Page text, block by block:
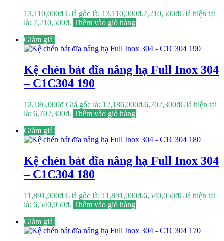
13,110,000₫ Giá gốc là: 13,110,000₫.7,210,500₫Giá hiện tại
là: 7,210,500₫. Thêm vào giỏ hàng
Giảm giá!
Kệ chén bát đĩa nâng hạ Full Inox 304
– C1C304 190
12,186,000₫ Giá gốc là: 12,186,000₫.6,702,300₫Giá hiện tại
là: 6,702,300₫. Thêm vào giỏ hàng
Giảm giá!
Kệ chén bát đĩa nâng hạ Full Inox 304
– C1C304 180
11,891,000₫ Giá gốc là: 11,891,000₫.6,540,050₫Giá hiện tại
là: 6,540,050₫. Thêm vào giỏ hàng
Giảm giá!